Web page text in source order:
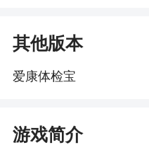
其他版本
爱康体检宝
游戏简介